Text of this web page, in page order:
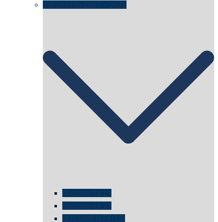
documenta 1987 – 2022
documenta 15
documenta 14
dOCUMENTA(13)